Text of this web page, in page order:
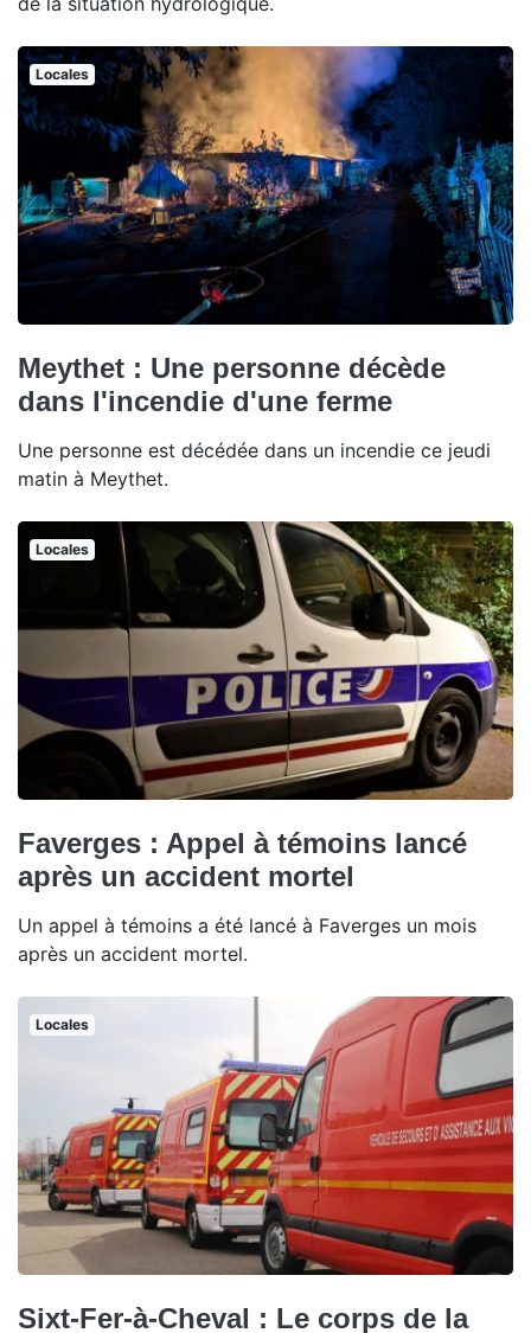
Locales
Meythet : Une personne décède
dans l'incendie d'une ferme
Une personne est décédée dans un incendie ce jeudi
matin à Meythet.
Locales
Faverges : Appel à témoins lancé
après un accident mortel
Un appel à témoins a été lancé à Faverges un mois
après un accident mortel.
Locales
Sixt-Fer-à-Cheval : Le corps de la